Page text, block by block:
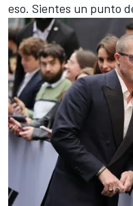
eso. Sientes un punto